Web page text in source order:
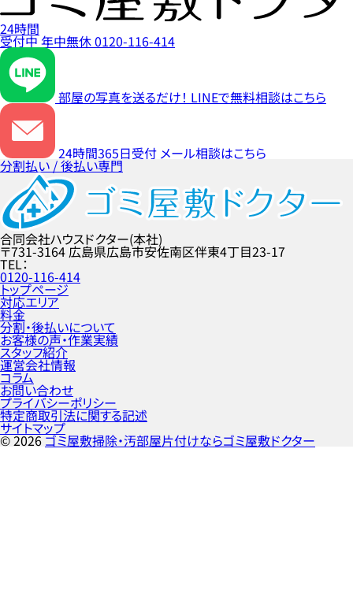
24時間
受付中年中無休0120-116-414
部屋の写真を送るだけ！ LINEで無料相談はこちら
24時間365日受付 メール相談はこちら
分割払い / 後払い専門
合同会社ハウスドクター(本社)
〒731-3164 広島県広島市安佐南区伴東4丁目23-17
TEL
0120-116-414
トップページ
対応エリア
料金
分割・後払いについて
お客様の声・作業実績
スタッフ紹介
運営会社情報
コラム
お問い合わせ
プライバシーポリシー
特定商取引法に関する記述
サイトマップ
©2026ゴミ屋敷掃除・汚部屋片付けならゴミ屋敷ドクター